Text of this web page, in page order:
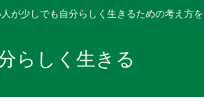
が少しでも自分らしく生きるための考え方を
らしく生きる